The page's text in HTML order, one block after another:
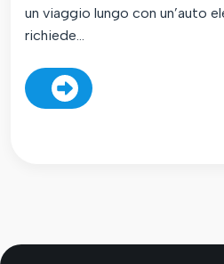
un viaggio lungo con un’auto
richiede...